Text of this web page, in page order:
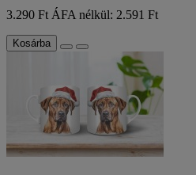
3.290 Ft ÁFA nélkül: 2.591 Ft
Kosárba